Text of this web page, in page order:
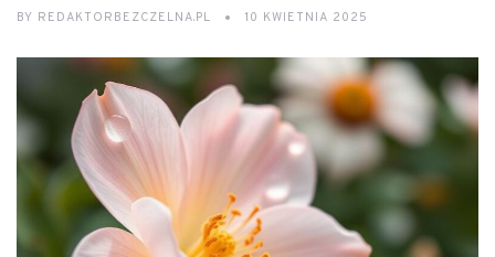
BY REDAKTORBEZCZELNA.PL 10 KWIETNIA 2025